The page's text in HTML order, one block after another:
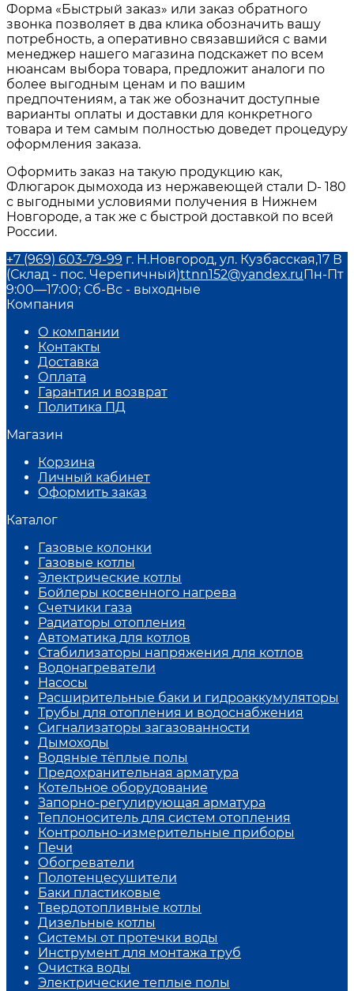
Форма «Быстрый заказ» или заказ обратного
звонка позволяет в два клика обозначить вашу
потребность, а оперативно связавшийся с вами
менеджер нашего магазина подскажет по всем
нюансам выбора товара, предложит аналоги по
более выгодным ценам и по вашим
предпочтениям, а так же обозначит доступные
варианты оплаты и доставки для конкретного
товара и тем самым полностью доведет процедуру
оформления заказа.
Оформить заказ на такую продукцию как,
Флюгарок дымохода из нержавеющей стали D- 180
с выгодными условиями получения в Нижнем
Новгороде, а так же с быстрой доставкой по всей
России.
+7 (969) 603-79-99 г. Н.Новгород, ул. Кузбасская,17 В
(Склад - пос. Черепичный)ttnn152@yandex.ruПн-Пт
9:00—17:00; Сб-Вс - выходные
Компания
О компании
Контакты
Доставка
Оплата
Гарантия и возврат
Политика ПД
Магазин
Корзина
Личный кабинет
Оформить заказ
Каталог
Газовые колонки
Газовые котлы
Электрические котлы
Бойлеры косвенного нагрева
Счетчики газа
Радиаторы отопления
Автоматика для котлов
Стабилизаторы напряжения для котлов
Водонагреватели
Насосы
Расширительные баки и гидроаккумуляторы
Трубы для отопления и водоснабжения
Сигнализаторы загазованности
Дымоходы
Водяные тёплые полы
Предохранительная арматура
Котельное оборудование
Запорно-регулирующая арматура
Теплоноситель для систем отопления
Контрольно-измерительные приборы
Печи
Обогреватели
Полотенцесушители
Баки пластиковые
Твердотопливные котлы
Дизельные котлы
Системы от протечки воды
Инструмент для монтажа труб
Очистка воды
Электрические теплые полы